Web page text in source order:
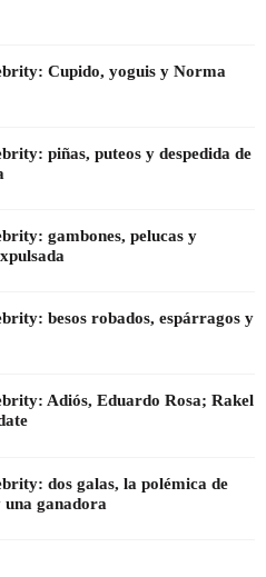
Cupido, yoguis y Norma
piñas, puteos y despedida de
gambones, pelucas y
besos robados, espárragos y
Adiós, Eduardo Rosa; Rakel
dos galas, la polémica de
ganadora